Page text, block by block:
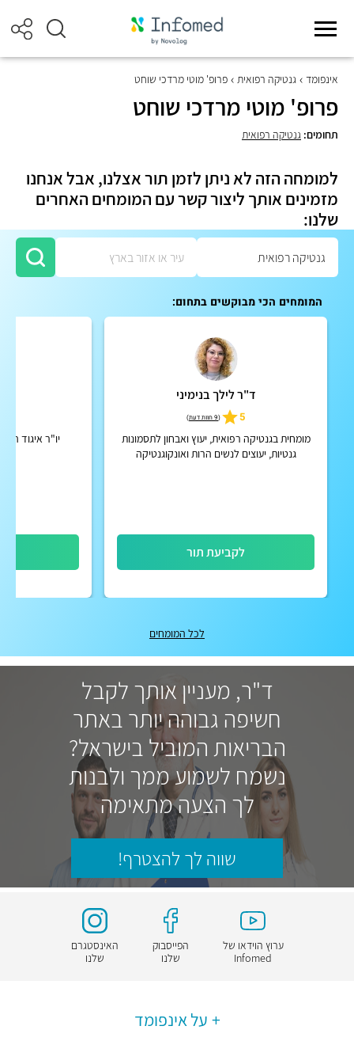
אינפומד גנטיקה רפואית פרופ' מוטי מרדכי שוחט
פרופ' מוטי מרדכי שוחט
תחומים: גנטיקה רפואית
למומחה הזה לא ניתן לזמן תור אצלנו, אבל אנחנו
מזמינים אותך ליצור קשר עם המומחים האחרים
שלנו:
המומחים הכי מבוקשים בתחום:
ד"ר לילך בנימיני
5
(9 חוות דעת )
מומחית בגנטיקה רפואית, יעוץ ואבחון לתסמונות
גנטיות, יעוצים לנשים הרות ואונקוגנטיקה
לקביעת תור
יו"ר איגוד
לכל המומחים
ד"ר, מעניין אותך לקבל
חשיפה גבוהה יותר באתר
הבריאות המוביל בישראל?
נשמח לשמוע ממך ולבנות
לך הצעה מתאימה
שווה לך להצטרף!
ערוץ הוידאו של
Infomed
הפייסבוק
שלנו
האינסטגרם
שלנו
על אינפומד